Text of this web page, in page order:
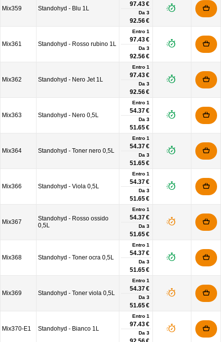
Mix359 Standohyd - Blu 1L
97.43 €
Da 3
92.56 €
Mix361 Standohyd - Rosso rubino 1L
Entro 1
97.43 €
Da 3
92.56 €
Mix362 Standohyd - Nero Jet 1L
Entro 1
97.43 €
Da 3
92.56 €
Mix363 Standohyd - Nero 0,5L
Entro 1
54.37 €
Da 3
51.65 €
Mix364 Standohyd - Toner nero 0,5L
Entro 1
54.37 €
Da 3
51.65 €
Mix366 Standohyd - Viola 0,5L
Entro 1
54.37 €
Da 3
51.65 €
Mix367
Standohyd - Rosso ossido
0,5L
Entro 1
54.37 €
Da 3
51.65 €
Mix368 Standohyd - Toner ocra 0,5L
Entro 1
54.37 €
Da 3
51.65 €
Mix369 Standohyd - Toner viola 0,5L
Entro 1
54.37 €
Da 3
51.65 €
Mix370-E1 Standohyd - Bianco 1L
Entro 1
97.43 €
Da 3